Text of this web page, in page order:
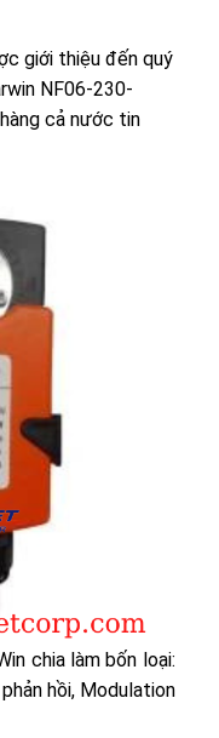
giới thiệu đến quý
NF06-230-
cả nước tin
chia làm bốn loại:
hồi, Modulation